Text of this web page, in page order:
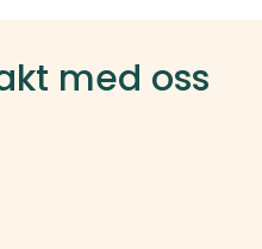
med oss